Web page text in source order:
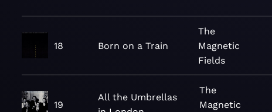
18 Born on a Train
The
Magnetic
Fields
19
All the Umbrellas
The
Magnetic